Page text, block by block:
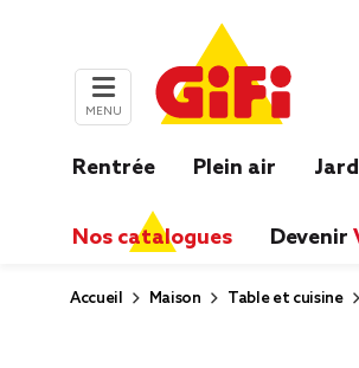
MENU
Rentrée Plein air
Nos catalogues Devenir
Accueil Maison Table et cuisine